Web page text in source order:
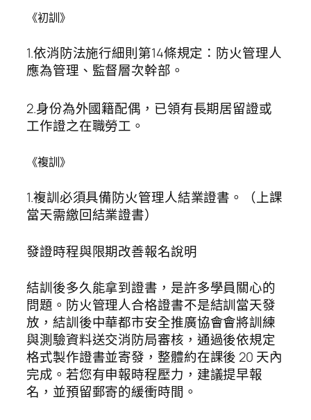
《初訓》
1.依消防法施行細則第14條規定：防火管理人
應為管理、監督層次幹部。
2.身份為外國籍配偶，已領有長期居留證或
工作證之在職勞工。
《複訓》
1.複訓必須具備防火管理人結業證書。（上課
當天需繳回結業證書）
發證時程與限期改善報名說明
結訓後多久能拿到證書，是許多學員關心的
問題。防火管理人合格證書不是結訓當天發
放，結訓後中華都市安全推廣協會會將訓練
與測驗資料送交消防局審核，通過後依規定
格式製作證書並寄發，整體約在課後 20 天內
完成。若您有申報時程壓力，建議提早報
名，並預留郵寄的緩衝時間。